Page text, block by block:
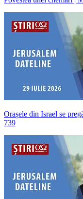
Orașele din Israel se
739